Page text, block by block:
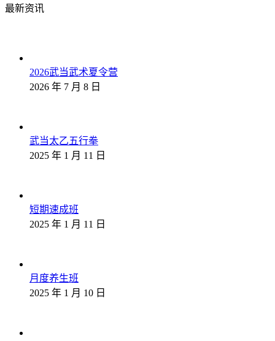
最新资讯
2026武当武术夏令营
2026 年 7 月 8 日
武当太乙五行拳
2025 年 1 月 11 日
短期速成班
2025 年 1 月 11 日
月度养生班
2025 年 1 月 10 日